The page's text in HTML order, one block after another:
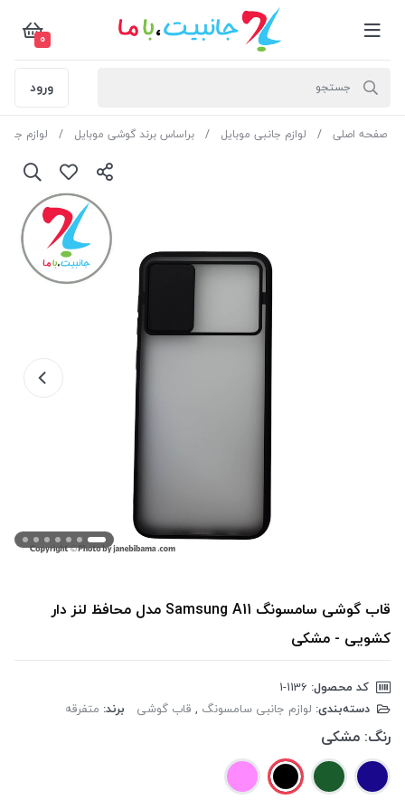
0
ورود
صفحه اصلی لوازم جانبی موبایل براساس برند گوشی موبایل لوازم
قاب گوشی سامسونگ Samsung A11 مدل محافظ لنز دار
کشویی - مشکی
کد محصول:
دسته‌بندی: لوازم جانبی سامسونگ , قاب گوشی برند: متفرقه
رنگ: مشکی